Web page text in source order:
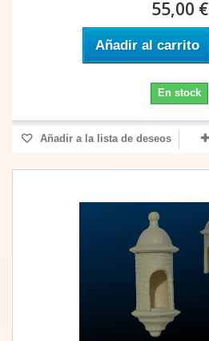
55,00 €
Añadir al carrito
En stock
Añadir a la lista de deseos